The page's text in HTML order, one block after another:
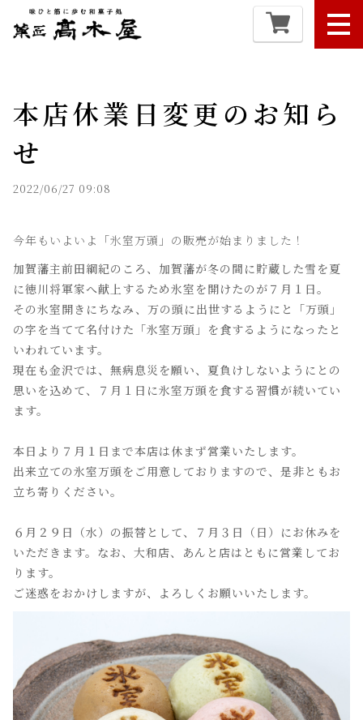
本店休業日変更のお知ら
せ
2022/06/27 09:08
今年もいよいよ「氷室万頭」の販売が始まりました！
加賀藩主前田綱紀のころ、加賀藩が冬の間に貯蔵した雪を夏
に徳川将軍家へ献上するため氷室を開けたのが７月１日。
その氷室開きにちなみ、万の頭に出世するようにと「万頭」
の字を当てて名付けた「氷室万頭」を食するようになったと
いわれています。
現在も金沢では、無病息災を願い、夏負けしないようにとの
思いを込めて、７月１日に氷室万頭を食する習慣が続いてい
ます。
本日より７月１日まで本店は休まず営業いたします。
出来立ての氷室万頭をご用意しておりますので、是非ともお
立ち寄りください。
６月２９日（水）の振替として、７月３日（日）にお休みを
いただきます。なお、大和店、あんと店はともに営業してお
ります。
ご迷惑をおかけしますが、よろしくお願いいたします。